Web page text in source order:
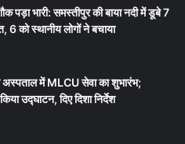
पड़ा भारी: समस्तीपुर की बाया नदी में डूबे 7
6 को स्थानीय लोगों ने बचाया
अस्पताल में MLCU सेवा का शुभारंभ;
उद्घाटन, दिए दिशा निर्देश